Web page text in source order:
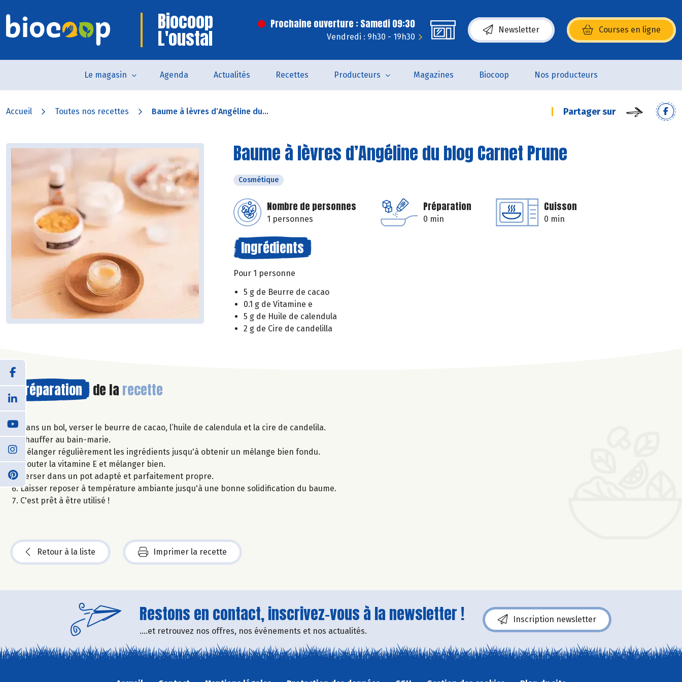
Biocoop
L'oustal
Prochaine ouverture : Samedi 09:30
Vendredi : 9h30 - 19h30
Newsletter Courses en ligne
(s’ouvre dans une nouvelle fenêtre)
Le magasin Agenda Actualités Recettes Producteurs Magazines Biocoop Nos producteurs
Accueil Toutes nos recettes Baume à lèvres d’Angéline du... Partager sur
Baume à lèvres d’Angéline du blog Carnet Prune
Cosmétique
Nombre de personnes
1 personnes
Préparation
0 min
Cuisson
0 min
Ingrédients
Pour 1 personne
5 g de Beurre de cacao
0.1 g de Vitamine e
5 g de Huile de calendula
2 g de Cire de candelilla
Préparation de la recette
Dans un bol, verser le beurre de cacao, l’huile de calendula et la cire de candelila.
Chauffer au bain-marie.
Mélanger régulièrement les ingrédients jusqu'à obtenir un mélange bien fondu.
Ajouter la vitamine E et mélanger bien.
Verser dans un pot adapté et parfaitement propre.
Laisser reposer à température ambiante jusqu'à une bonne solidification du baume.
C'est prêt à être utilisé !
Retour à la liste Imprimer la recette
Restons en contact, inscrivez-vous à la newsletter !
....et retrouvez nos offres, nos événements et nos actualités.
Inscription newsletter